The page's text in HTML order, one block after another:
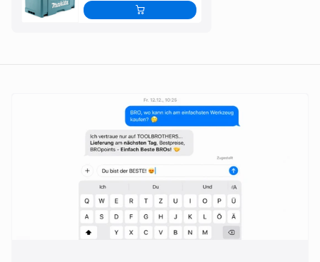
- Sistema della batteria: LXT
- Sistema di protezione della batteria: Sì
- Capacità di foratura nell'acciaio: 13 mm
- Montaggio: 1/2"-20UNF "
- Larghezza di serraggio del mandrino: 1,5 - 13 mm
- Peso del prodotto: 1,6 kg
- Dimensioni del prodotto (L x P x A): 150 x 81 x 232 mm
- Tipo di batteria (Ni-Cd / Li-Ion): ioni di litio
In caso di uso commerciale, si prega di osservare le norme